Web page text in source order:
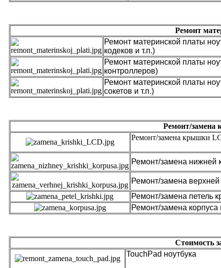
Ремонт
Ремонт материнской платы
кодеков и т.п.)
Ремонт материнской платы
Ремонт материнской платы
сокетов и т.п.)
Ремонт/замена
Ремонт/
Ремонт/замена
Ремонт/замена
Ремонт/замена петель
Ремонт/замена корпуса
Стоимость